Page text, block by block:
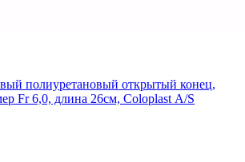
полиуретановый открытый конец,
Fr 6,0, длина 26см, Coloplast А/S